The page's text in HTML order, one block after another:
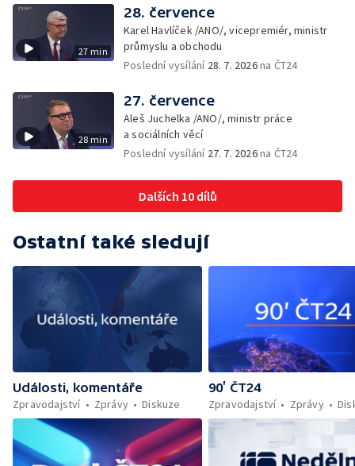
27 min
28. července
Karel Havlíček /ANO/, vicepremiér, ministr
průmyslu a obchodu
Poslední vysílání 28. 7. 2026na ČT24
28 min
27. července
Aleš Juchelka /ANO/, ministr práce
a sociálních věcí
Poslední vysílání 27. 7. 2026na ČT24
Dalších 10 dílů
Ostatní také sledují
Události, komentáře
Zpravodajství
Zprávy Diskuze
90’ ČT24
Zpravodajství
Zprávy